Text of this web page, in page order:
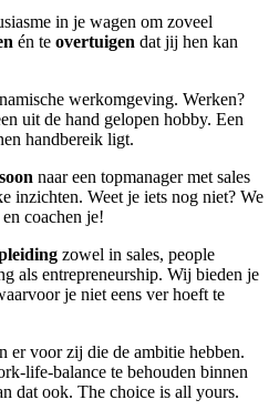
in je wagen om zoveel
én te overtuigen dat jij hen kan
werkomgeving. Werken?
uit de hand gelopen hobby. Een
handbereik ligt.
naar een topmanager met sales
inzichten. Weet je iets nog niet? We
coachen je!
zowel in sales, people
als entrepreneurship. Wij bieden je
je niet eens ver hoeft te
er voor zij die de ambitie hebben.
life-balance te behouden binnen
dat ook. The choice is all yours.